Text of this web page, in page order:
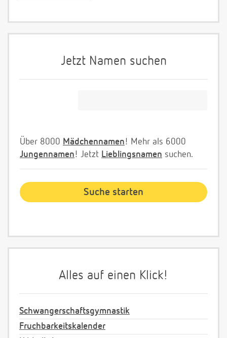
Jetzt Namen suchen
Über 8000 Mädchennamen! Mehr als 6000
Jungennamen! Jetzt Lieblingsnamen suchen.
Alles auf einen Klick!
Schwangerschaftsgymnastik
Fruchbarkeitskalender